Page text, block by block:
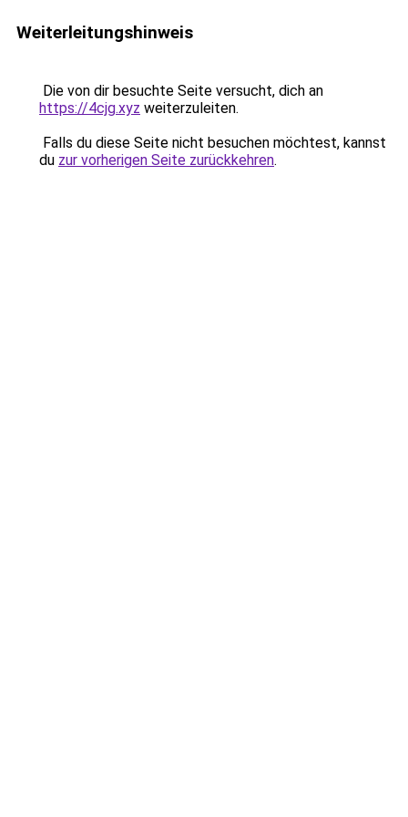
Weiterleitungshinweis
Die von dir besuchte Seite versucht, dich an
https://4cjg.xyz weiterzuleiten.
Falls du diese Seite nicht besuchen möchtest, kannst
du zur vorherigen Seite zurückkehren.